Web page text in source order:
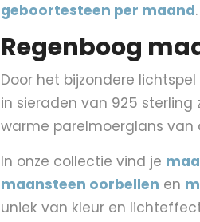
geboortesteen per maand.
Regenboog
Door het bijzondere
in sieraden van 925 sterling
warme parelmoerglans
In onze collectie vind je
maansteen oorbellen en
uniek van kleur en